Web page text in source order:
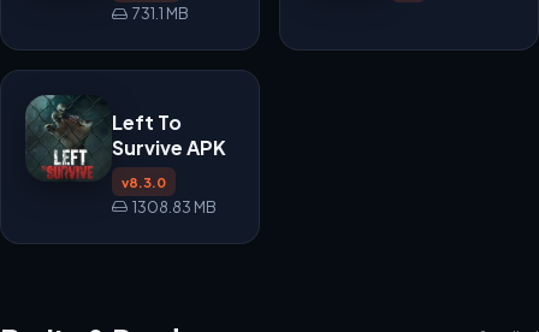
731.1 MB
Left To
Survive APK
v8.3.0
1308.83 MB